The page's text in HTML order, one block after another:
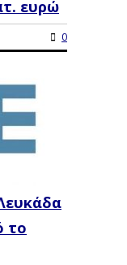
ευρώ
0
το